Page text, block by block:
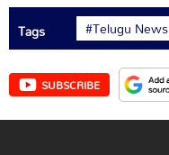
Tags #Telugu News
SUBSCRIBE